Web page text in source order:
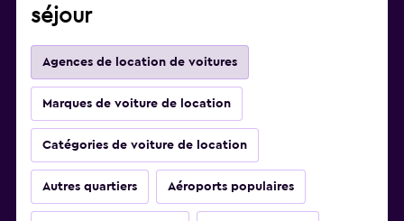
séjour
Agences de location de voitures
Marques de voiture de location
Catégories de voiture de location
Autres quartiers Aéroports populaires